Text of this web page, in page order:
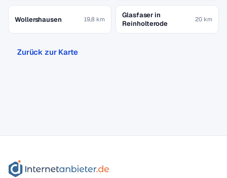
Wollershausen 19,8 km
Glasfaser in
Reinholterode
20 km
Zurück zur Karte